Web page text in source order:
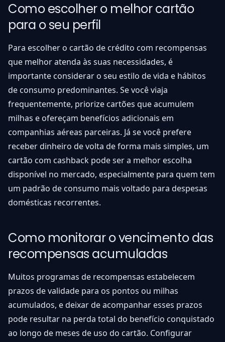
Como escolher o melhor cartão
para o seu perfil
Para escolher o cartão de crédito com recompensas
que melhor atenda às suas necessidades, é
importante considerar o seu estilo de vida e hábitos
de consumo predominantes. Se você viaja
frequentemente, priorize cartões que acumulem
milhas e ofereçam benefícios adicionais em
companhias aéreas parceiras. Já se você prefere
receber dinheiro de volta de forma mais simples, um
cartão com cashback pode ser a melhor escolha
disponível no mercado, especialmente para quem tem
um padrão de consumo mais voltado para despesas
domésticas recorrentes.
Como monitorar o vencimento das
recompensas acumuladas
Muitos programas de recompensas estabelecem
prazos de validade para os pontos ou milhas
acumulados, e deixar de acompanhar esses prazos
pode resultar na perda total do benefício conquistado
ao longo de meses de uso do cartão. Configurar